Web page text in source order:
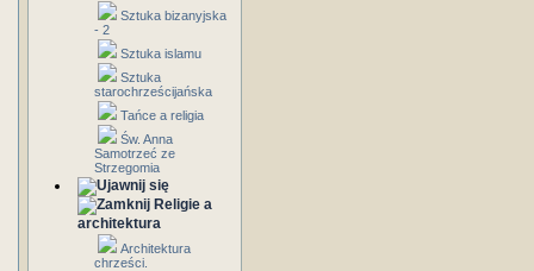
Sztuka bizanyjska
- 2
Sztuka islamu
Sztuka
starochrześcijańska
Tańce a religia
Św. Anna
Samotrzeć ze
Strzegomia
Religie a
architektura
Architektura
chrześci.